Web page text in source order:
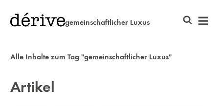
gemeinschaftlicher Luxus
Alle Inhalte zum Tag "gemeinschaftlicher Luxus"
Artikel